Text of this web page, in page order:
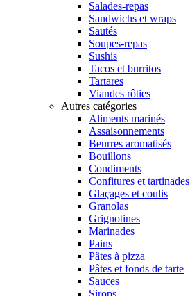
Salades-repas
Sandwichs et wraps
Sautés
Soupes-repas
Sushis
Tacos et burritos
Tartares
Viandes rôties
Autres catégories
Aliments marinés
Assaisonnements
Beurres aromatisés
Bouillons
Condiments
Confitures et tartinades
Glaçages et coulis
Granolas
Grignotines
Marinades
Pains
Pâtes à pizza
Pâtes et fonds de tarte
Sauces
Sirops